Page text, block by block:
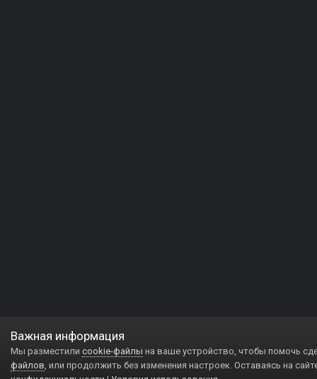
Важная информация
Мы разместили cookie-файлы на ваше устройство, чтобы помочь
файлов, или продолжить без изменения настроек. Оставаясь на